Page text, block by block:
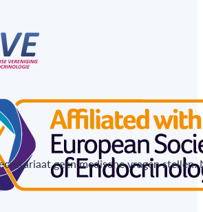
geen medische vragen